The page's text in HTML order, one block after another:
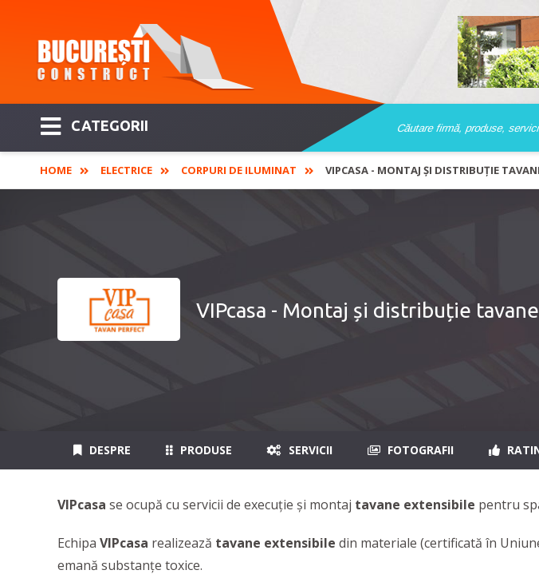
CATEGORII
HOME ELECTRICE CORPURI DE ILUMINAT VIPCASA - MONTAJ ȘI DISTRIBUȚIE
VIPcasa - Montaj și distribuție
DESPRE PRODUSE SERVICII FOTOGRAFII
VIPcasa se ocupă cu servicii de execuţie şi montaj tavane extensibile pentru
Echipa VIPcasa realizează tavane extensibile din materiale (certificată în
emană substanțe toxice.